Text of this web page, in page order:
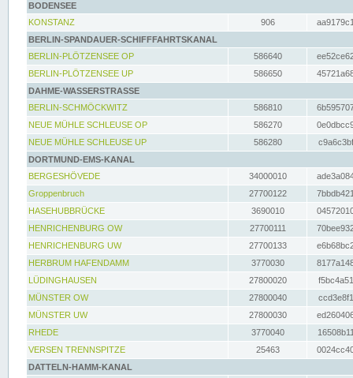
BODENSEE
KONSTANZ
906
BERLIN-SPANDAUER-SCHIFFFAHRTSKANAL
BERLIN-PLÖTZENSEE OP
586640
BERLIN-PLÖTZENSEE UP
586650
DAHME-WASSERSTRASSE
BERLIN-SCHMÖCKWITZ
586810
NEUE MÜHLE SCHLEUSE OP
586270
NEUE MÜHLE SCHLEUSE UP
586280
DORTMUND-EMS-KANAL
BERGESHÖVEDE
34000010
Groppenbruch
27700122
HASEHUBBRÜCKE
3690010
HENRICHENBURG OW
27700111
HENRICHENBURG UW
27700133
HERBRUM HAFENDAMM
3770030
LÜDINGHAUSEN
27800020
MÜNSTER OW
27800040
MÜNSTER UW
27800030
RHEDE
3770040
VERSEN TRENNSPITZE
25463
DATTELN-HAMM-KANAL